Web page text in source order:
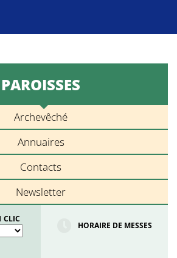
PAROISSES
Archevêché
Annuaires
Contacts
Newsletter
CLIC
HORAIRE DE MESSES